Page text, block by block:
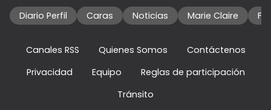
Diario Perfil Caras Noticias Marie Claire
Canales RSS Quienes Somos
Contáctenos
Privacidad
Equipo
Reglas de participación
Tránsito